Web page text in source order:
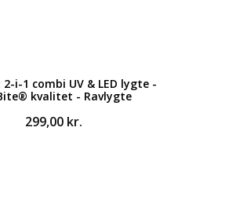
2-i-1 combi UV & LED lygte -
kvalitet - Ravlygte
299,00 kr.